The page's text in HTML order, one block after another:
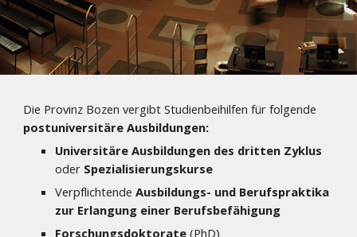
postuniversitäre Ausbildungen:
oder Spezialisierungskurse
Verpflichtende Ausbildungs- und Berufspraktika
zur Erlangung einer Berufsbefähigung
Forschungsdoktorate (PhD)